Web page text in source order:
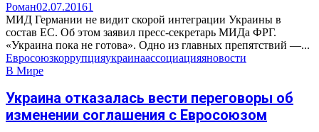
Роман02.07.20161
МИД Германии не видит скорой интеграции Украины в
состав ЕС. Об этом заявил пресс-секретарь МИДа ФРГ.
«Украина пока не готова». Одно из главных препятствий —...
Евросоюзкоррупцияукраинаассоциацияяновости
В Мире
Украина отказалась вести переговоры об
изменении соглашения с Евросоюзом